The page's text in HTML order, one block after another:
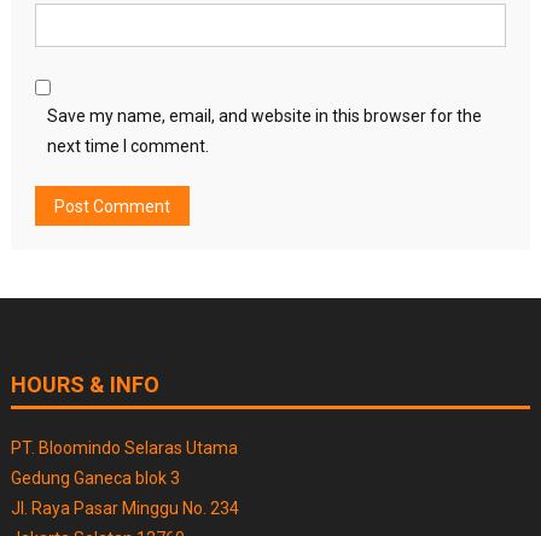
Save my name, email, and website in this browser for the
next time I comment.
HOURS & INFO
PT. Bloomindo Selaras Utama
Gedung Ganeca blok 3
Jl. Raya Pasar Minggu No. 234